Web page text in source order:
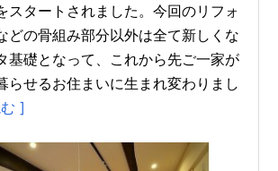
スタートされました。今回のリフォ
どの骨組み部分以外は全て新しくな
基礎となって、これから先ご一家が
らせるお住まいに生まれ変わりまし
]